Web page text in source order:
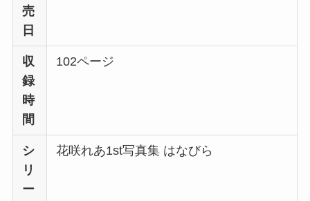
売
日
収
録
時
間
102ページ
シ
リ
ー
花咲れあ1st写真集 はなびら